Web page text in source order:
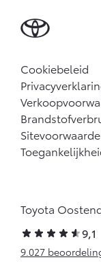
Cookiebeleid
Toyota
9,1
9.027